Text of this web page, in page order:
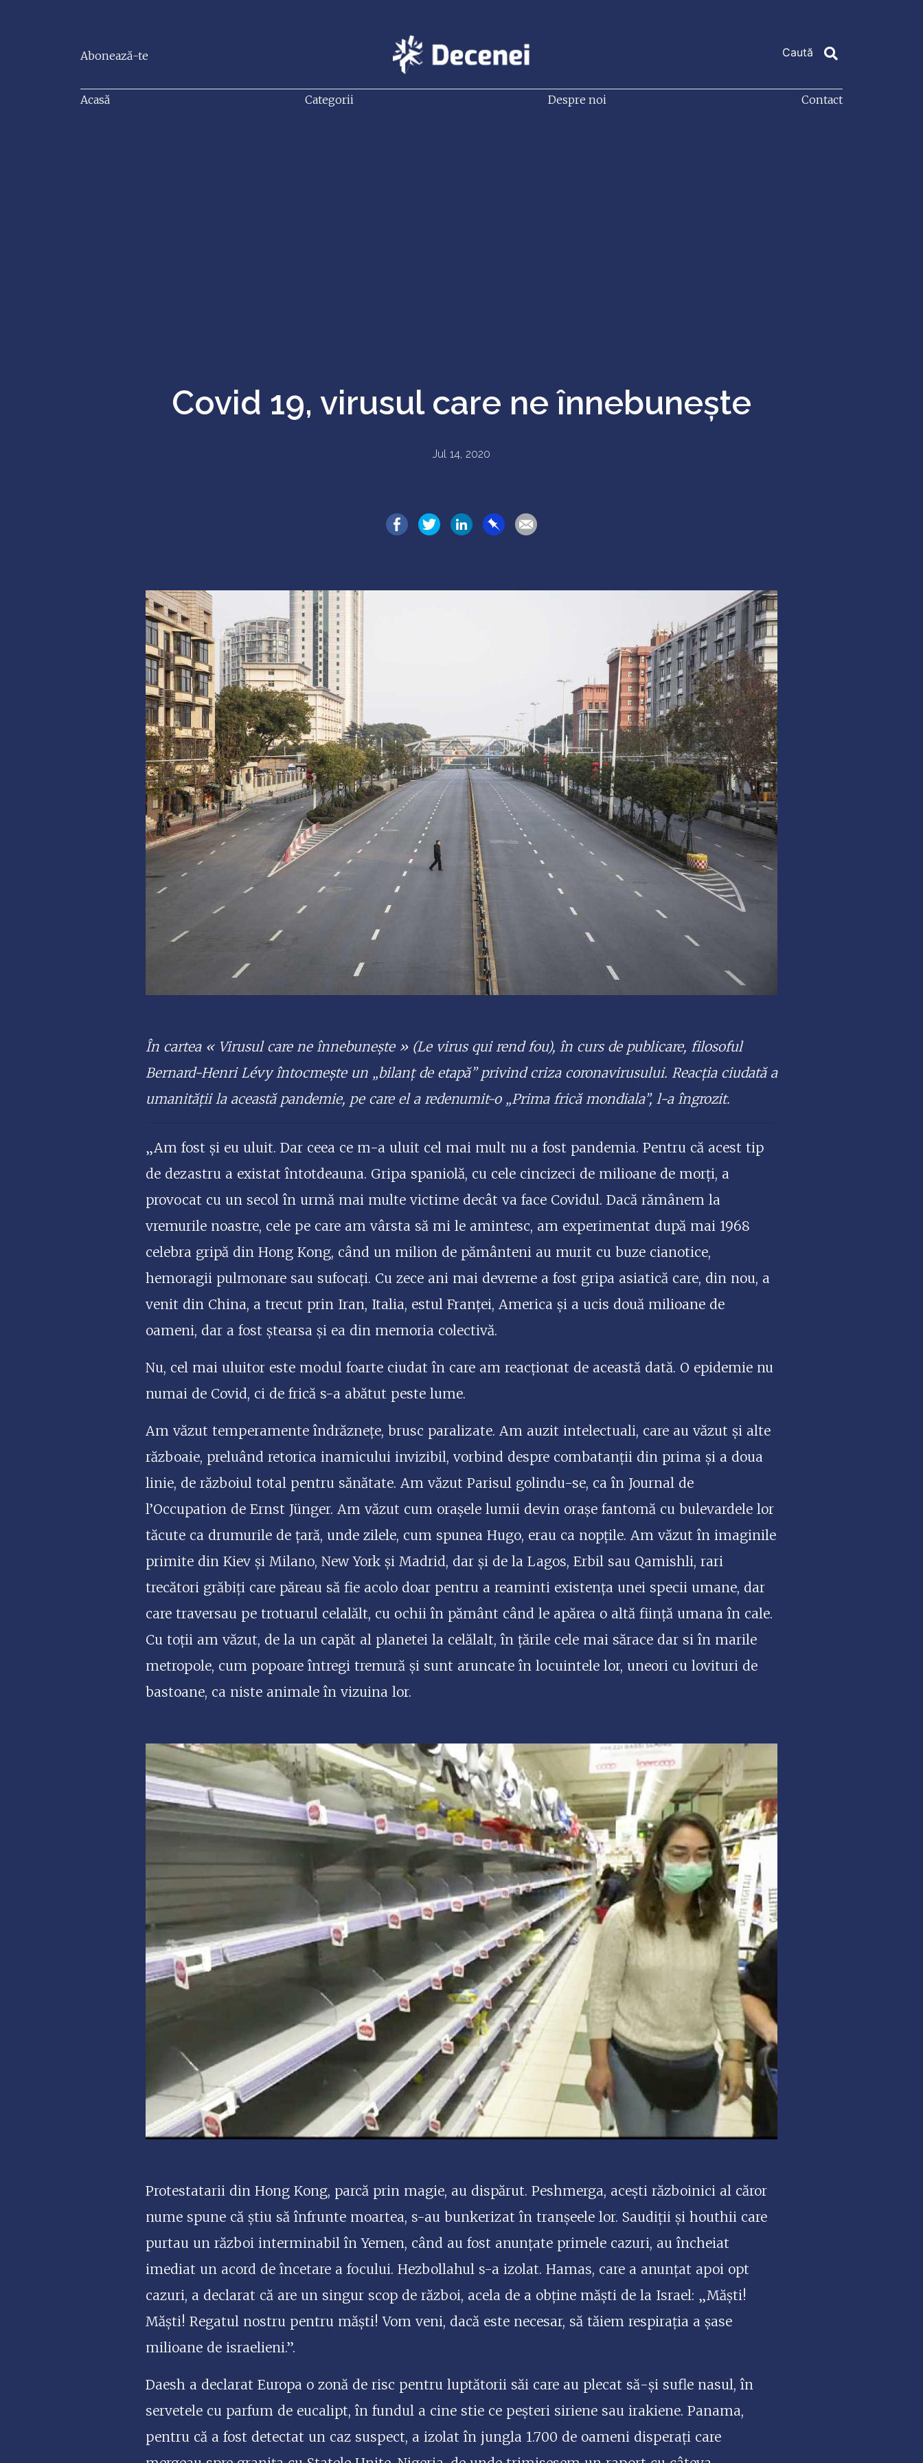
Abonează-te
Acasă Categorii Despre noi Contact
Covid 19, virusul care ne înnebunește
Jul 14, 2020
În cartea « Virusul care ne înnebunește » (Le virus qui rend fou), în curs de publicare, filosoful
Bernard-Henri Lévy întocmește un „bilanț de etapă” privind criza coronavirusului. Reacția ciudată a
umanității la această pandemie, pe care el a redenumit-o „Prima frică mondiala”, l-a îngrozit.
„Am fost și eu uluit. Dar ceea ce m-a uluit cel mai mult nu a fost pandemia. Pentru că acest tip
de dezastru a existat întotdeauna. Gripa spaniolă, cu cele cincizeci de milioane de morți, a
provocat cu un secol în urmă mai multe victime decât va face Covidul. Dacă rămânem la
vremurile noastre, cele pe care am vârsta să mi le amintesc, am experimentat după mai 1968
celebra gripă din Hong Kong, când un milion de pământeni au murit cu buze cianotice,
hemoragii pulmonare sau sufocați. Cu zece ani mai devreme a fost gripa asiatică care, din nou, a
venit din China, a trecut prin Iran, Italia, estul Franței, America și a ucis două milioane de
oameni, dar a fost ștearsa și ea din memoria colectivă.
Nu, cel mai uluitor este modul foarte ciudat în care am reacționat de această dată. O epidemie nu
numai de Covid, ci de frică s-a abătut peste lume.
Am văzut temperamente îndrăznețe, brusc paralizate. Am auzit intelectuali, care au văzut și alte
războaie, preluând retorica inamicului invizibil, vorbind despre combatanții din prima și a doua
linie, de războiul total pentru sănătate. Am văzut Parisul golindu-se, ca în Journal de
l’Occupation de Ernst Jünger. Am văzut cum orașele lumii devin orașe fantomă cu bulevardele lor
tăcute ca drumurile de țară, unde zilele, cum spunea Hugo, erau ca nopțile. Am văzut în imaginile
primite din Kiev și Milano, New York și Madrid, dar și de la Lagos, Erbil sau Qamishli, rari
trecători grăbiți care păreau să fie acolo doar pentru a reaminti existența unei specii umane, dar
care traversau pe trotuarul celalălt, cu ochii în pământ când le apărea o altă ființă umana în cale.
Cu toții am văzut, de la un capăt al planetei la celălalt, în țările cele mai sărace dar si în marile
metropole, cum popoare întregi tremură și sunt aruncate în locuintele lor, uneori cu lovituri de
bastoane, ca niste animale în vizuina lor.
Protestatarii din Hong Kong, parcă prin magie, au dispărut. Peshmerga, acești războinici al căror
nume spune că știu să înfrunte moartea, s-au bunkerizat în tranșeele lor. Saudiții și houthii care
purtau un război interminabil în Yemen, când au fost anunțate primele cazuri, au încheiat
imediat un acord de încetare a focului. Hezbollahul s-a izolat. Hamas, care a anunțat apoi opt
cazuri, a declarat că are un singur scop de război, acela de a obține măști de la Israel: „Măști!
Măști! Regatul nostru pentru măști! Vom veni, dacă este necesar, să tăiem respirația a șase
milioane de israelieni.”.
Daesh a declarat Europa o zonă de risc pentru luptătorii săi care au plecat să-și sufle nasul, în
servetele cu parfum de eucalipt, în fundul a cine stie ce peșteri siriene sau irakiene. Panama,
pentru că a fost detectat un caz suspect, a izolat în jungla 1.700 de oameni disperați care